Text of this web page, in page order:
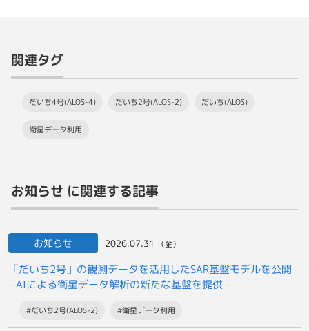
関連タグ
だいち4号(ALOS-4) だいち2号(ALOS-2) だいち(ALOS)
衛星データ利用
お知らせ に関連する記事
お知らせ 2026.07.31 （金）
「だいち2号」の観測データを活用したSAR基盤モデルを公開
– AIによる衛星データ解析の新たな基盤を提供 –
#だいち2号(ALOS-2) #衛星データ利用